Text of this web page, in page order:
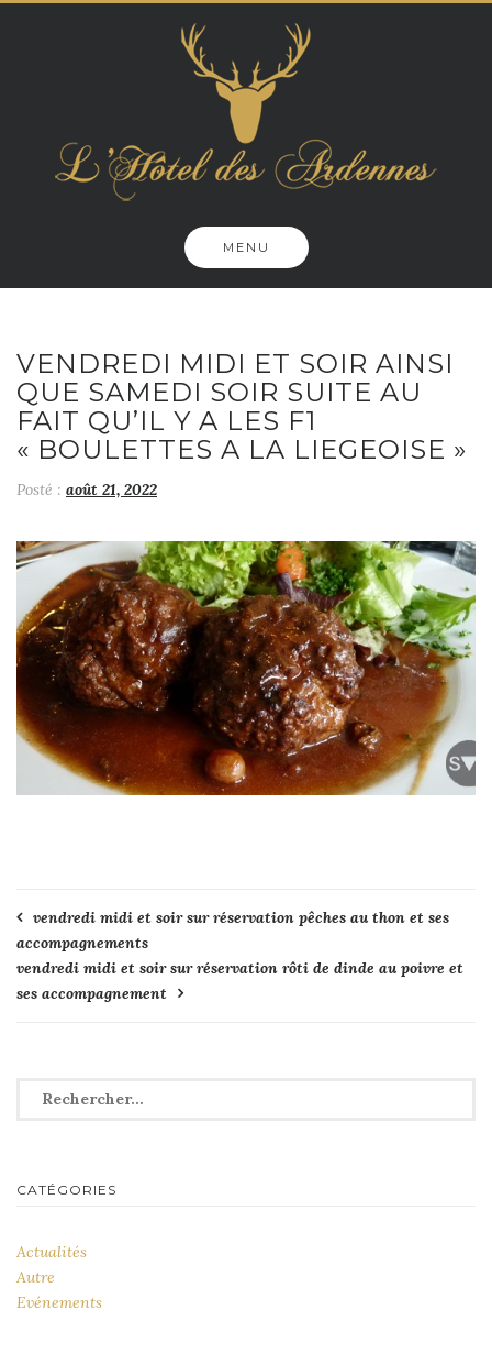
MENU
VENDREDI MIDI ET SOIR AINSI
QUE SAMEDI SOIR SUITE AU
FAIT QU’IL Y A LES F1
« BOULETTES A LA LIEGEOISE »
Posté : août 21, 2022
Navigation
de
l’article
vendredi midi et soir sur réservation pêches au thon et ses
accompagnements
vendredi midi et soir sur réservation rôti de dinde au poivre et
ses accompagnement
CATÉGORIES
Actualités
Autre
Evénements